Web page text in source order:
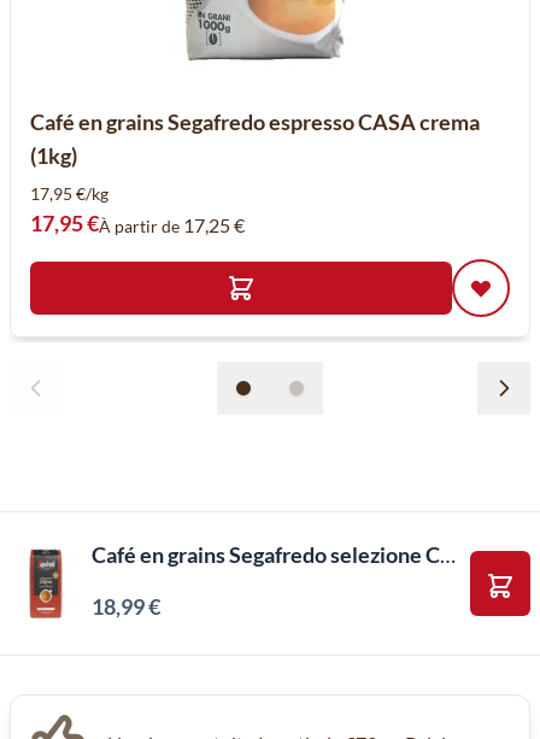
Café en grains Segafredo espresso CASA crema
(1kg)
17,95 €/kg
17,95 €À partir de 17,25 €
Café en grains Segafredo selezione CREMA (1kilo)
18,99 €